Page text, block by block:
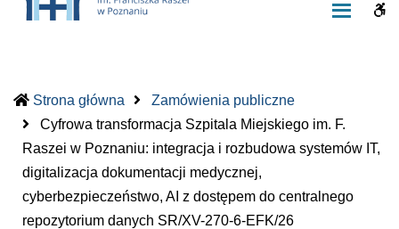
Strona główna
Zamówienia publiczne
Cyfrowa transformacja Szpitala Miejskiego im. F.
Raszei w Poznaniu: integracja i rozbudowa systemów IT,
digitalizacja dokumentacji medycznej,
cyberbezpieczeństwo, AI z dostępem do centralnego
repozytorium danych SR/XV-270-6-EFK/26(current)